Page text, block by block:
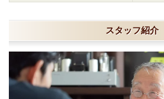
スタッフ紹介